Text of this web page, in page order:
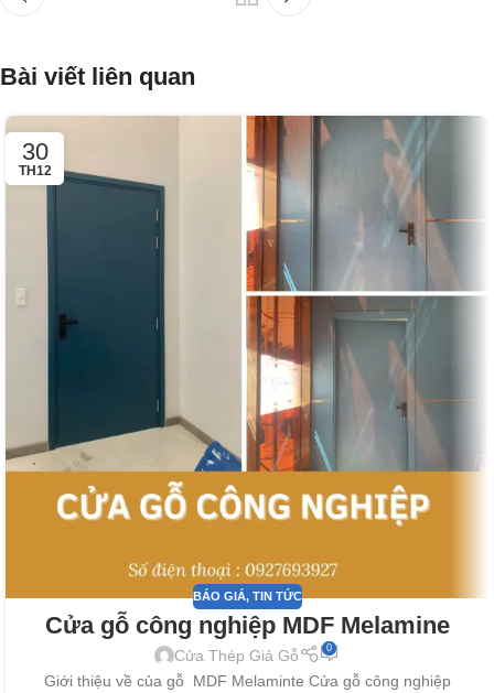
Bài viết liên quan
30
TH12
BÁO GIÁ, TIN TỨC
Cửa gỗ công nghiệp MDF Melamine
Cửa Thép Giả Gỗ 0
Giới thiệu về của gỗ MDF Melaminte Cửa gỗ công nghiệp